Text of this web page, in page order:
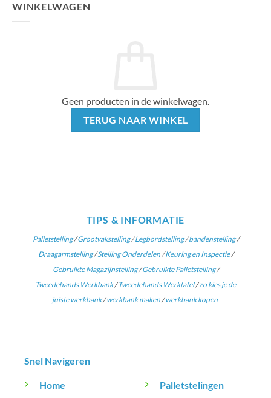
WINKELWAGEN
Geen producten in de winkelwagen.
TERUG NAAR WINKEL
TIPS & INFORMATIE
Palletstelling/Grootvakstelling/Legbordstelling/bandenstelling/
Draagarmstelling/Stelling Onderdelen/Keuring en Inspectie/
Gebruikte Magazijnstelling/Gebruikte Palletstelling/
Tweedehands Werkbank/Tweedehands Werktafel/zo kies je de
juiste werkbank/werkbank maken/werkbank kopen
Snel Navigeren
Home Palletstelingen